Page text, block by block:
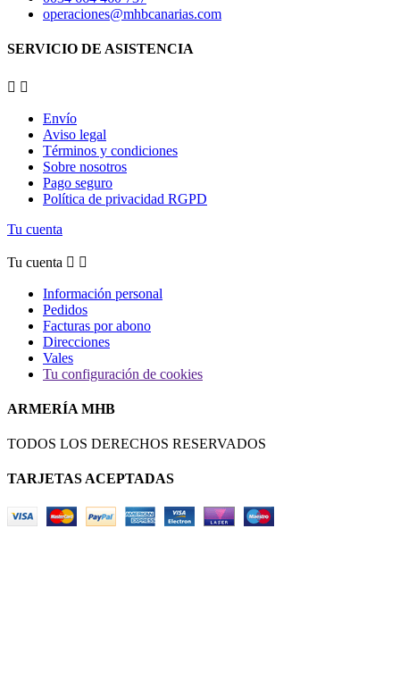
operaciones@mhbcanarias.com
SERVICIO DE ASISTENCIA
 
Envío
Aviso legal
Términos y condiciones
Sobre nosotros
Pago seguro
Política de privacidad RGPD
Tu cuenta
Tu cuenta  
Información personal
Pedidos
Facturas por abono
Direcciones
Vales
Tu configuración de cookies
ARMERÍA MHB
TODOS LOS DERECHOS RESERVADOS
TARJETAS ACEPTADAS